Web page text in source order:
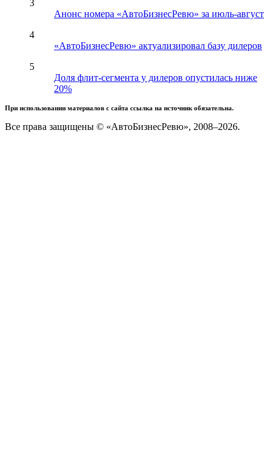
3
Анонс номера «АвтоБизнесРевю» за июль-август
4
«АвтоБизнесРевю» актуализировал базу дилеров
5
Доля флит-сегмента у дилеров опустилась ниже
20%
При использовании материалов с сайта ссылка на источник обязательна.
Все права защищены © «АвтоБизнесРевю», 2008–2026.